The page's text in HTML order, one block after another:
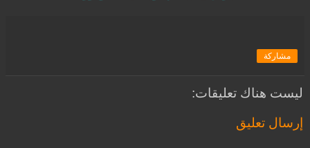
مشاركة
ليست هناك تعليقات:
إرسال تعليق